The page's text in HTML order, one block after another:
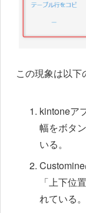
この現象は以下
kintoneア
幅をボタ
いる。
「上下位
れている。